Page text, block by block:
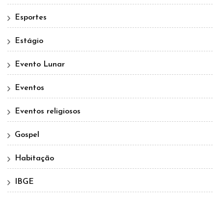
Esportes
Estágio
Evento Lunar
Eventos
Eventos religiosos
Gospel
Habitação
IBGE